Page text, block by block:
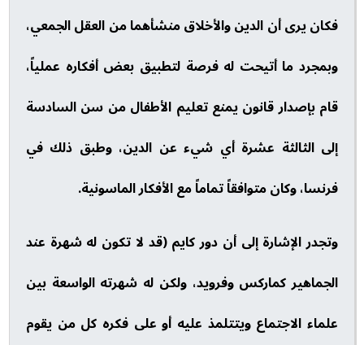
فكان يرى أن الدين والأخلاق منشأهما من العقل الجمعي،
وبمجرد ما أتيحت له فرصة لتطبيق بعض أفكاره عملياً،
قام بإصدار قانون يمنع تعليم الأطفال من سن السادسة
إلى الثالثة عشرة أي شيء عن الدين، وطبق ذلك في
فرنسا، وكان متوافقاً تماماً مع الأفكار الماسونية.
وتجدر الإشارة إلى أن دور كايم (قد لا تكون له شهرة عند
الجماهير كماركس وفرويد، ولكن له شهرته الواسعة بين
علماء الاجتماع ويتتلمذ عليه أو على فكره كل من يقوم